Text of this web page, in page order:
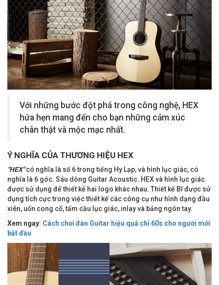
Với những bước đột phá trong công nghệ, HEX
hứa hẹn mang đến cho bạn những cảm xúc
chân thật và mộc mạc nhất.
Ý NGHĨA CỦA THƯƠNG HIỆU HEX
"HEX"có nghĩa là số 6 trong tiếng Hy Lạp, và hình lục giác, có
nghĩa là 6 góc. Sáu dòng Guitar Acoustic. HEX và hình lục giác
được sử dụng để thiết kế hai logo khác nhau. Thiết kế BI được sử
dụng tích cực trong việc thiết kế các công cụ như hình dạng đầu
xiên, uốn cong cổ, tấm cầu lục giác, inlay và bảng ngón tay.
Xem ngay: Cách chơi đàn Guitar hiệu quả chỉ 60s cho người mới
bắt đầu